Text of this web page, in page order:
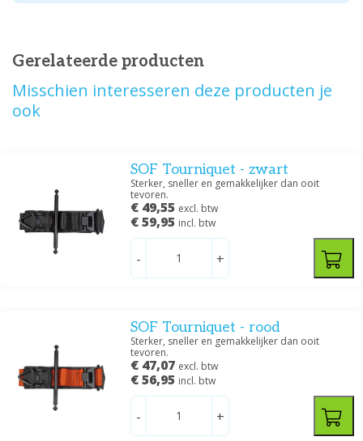
Gerelateerde producten
Misschien interesseren deze producten je
ook
SOF Tourniquet - zwart
Sterker, sneller en gemakkelijker dan ooit
tevoren.
€ 49,55 excl. btw
€ 59,95 incl. btw
- +
SOF Tourniquet - rood
Sterker, sneller en gemakkelijker dan ooit
tevoren.
€ 47,07 excl. btw
€ 56,95 incl. btw
- +